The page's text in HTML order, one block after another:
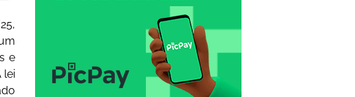
e
lei